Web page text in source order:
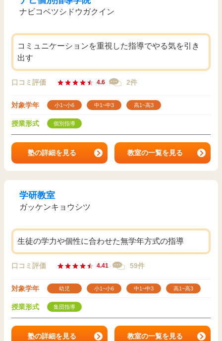
ナビコベツシドウガクイン
コミュニケーションを重視した指導でやる気を引き
出す
口コミ評価 4.6 2件
対象学年 小1~小6 中1~中3 高1~高3
授業形式 個別指導
塾の詳細を見る 教室の一覧を見る
学研教室
ガッケンキョウシツ
生徒の学力や個性に合わせた無学年方式の指導
口コミ評価 4.41 59件
対象学年 幼児 小1~小6 中1~中3 高1~高3
授業形式 集団指導
塾の詳細を見る 教室の一覧を見る